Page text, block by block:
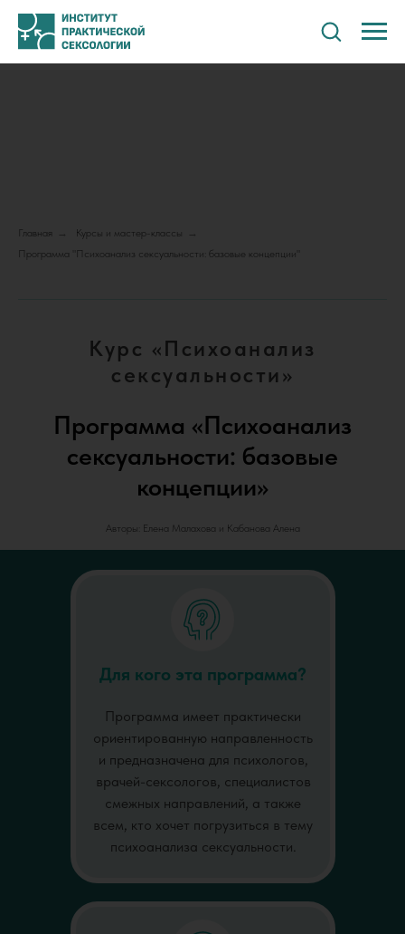
Главная → Курсы и мастер-классы
→
Программа "Психоанализ сексуальности: базовые концепции"
Курс «Психоанализ
сексуальности»
Программа «Психоанализ
сексуальности: базовые
концепции»
Авторы: Елена Малахова и Кабанова Алена
Для кого эта программа?
Программа имеет практически
ориентированную направленность
и предназначена для психологов,
врачей-сексологов, специалистов
смежных направлений, а также
всем, кто хочет погрузиться в тему
психоанализа сексуальности.